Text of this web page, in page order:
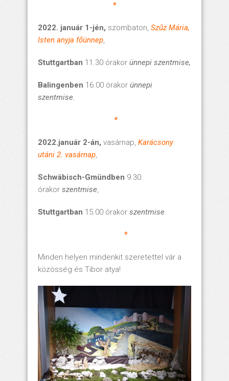
*
2022. január 1-jén, szombaton, Szűz Mária,
Isten anyja főünnep,
Stuttgartban 11.30 órakor ünnepi szentmise,
Balingenben 16.00 órakor ünnepi
szentmise.
*
2022.január 2-án, vasárnap, Karácsony
utáni 2. vasárnap,
Schwäbisch-Gmündben 9.30.
órakor szentmise,
Stuttgartban 15.00 órakor szentmise.
*
Minden helyen mindenkit szeretettel vár a
közösség és Tibor atya!